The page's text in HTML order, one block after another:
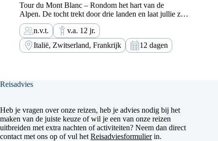
Tour du Mont Blanc – Rondom het hart van de
Alpen. De tocht trekt door drie landen en laat jullie zo
dichtbij mogelijk de hoogste spectaculaire top van
Europa zien. De Tour du Mont Blanc is een van de
grootste avonturen…
n.v.t.
v.a. 12 jr.
Italië, Zwitserland, Frankrijk
12 dagen
Reisadvies
Heb je vragen over onze reizen, heb je advies nodig bij het
maken van de juiste keuze of wil je een van onze reizen
uitbreiden met extra nachten of activiteiten? Neem dan direct
contact met ons op of vul het Reisadviesformulierin.